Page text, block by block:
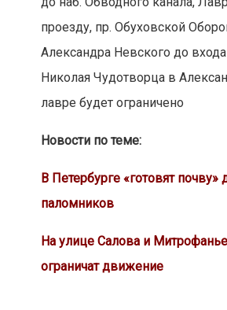
проезду, пр. Обуховской
Александра Невского до
Николая Чудотворца в
лавре будет ограничено
Новости по теме:
В Петербурге «готовят почву»
паломников
На улице Салова и
ограничат движение